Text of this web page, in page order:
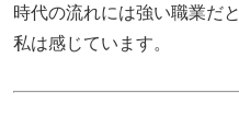
時代の流れには強い職業だと
私は感じています。